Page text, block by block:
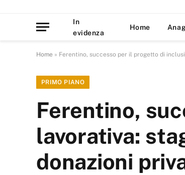
In
evidenza
Home
Home » Ferentino, successo per il progetto di
PRIMO PIANO
Ferentino,
lavorativa:
donazioni